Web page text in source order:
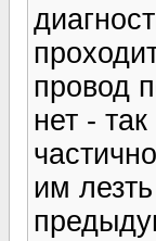
провод
нет -
им